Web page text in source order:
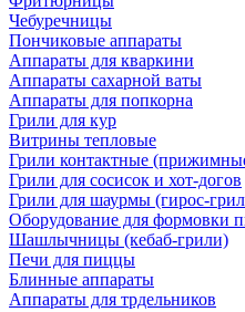
Чебуречницы
Пончиковые аппараты
Аппараты для кваркини
Аппараты сахарной ваты
Аппараты для попкорна
Грили для кур
Витрины тепловые
Грили контактные
Грили для сосисок и хот-догов
Грили для шаурмы (гирос-
Оборудование для формовки
Шашлычницы (кебаб-грили)
Печи для пиццы
Блинные аппараты
Аппараты для трдельников